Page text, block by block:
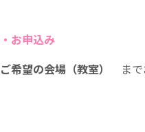
・お申込み
ご希望の会場（教室）
ま